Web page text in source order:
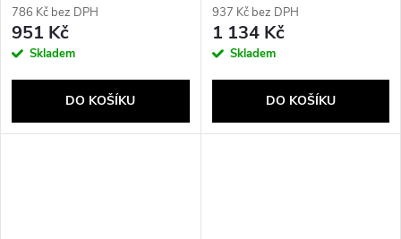
786 Kč bez DPH
951 Kč
Skladem
DO KOŠÍKU
černá)
937 Kč bez DPH
1 134 Kč
Skladem
DO KOŠÍKU